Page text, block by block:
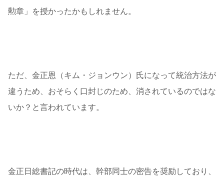
勲章」を授かったかもしれません。
ただ、金正恩（キム・ジョンウン）氏になって統治方法が
違うため、おそらく口封じのため、消されているのではな
いか？と言われています。
金正日総書記の時代は、幹部同士の密告を奨励しており、